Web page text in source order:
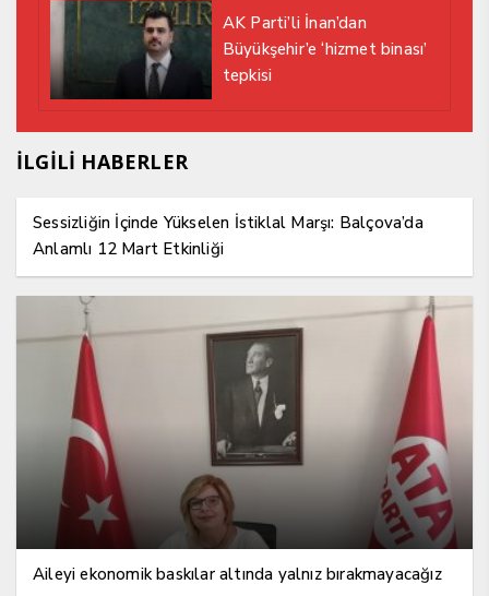
AK Parti’li İnan’dan
Büyükşehir’e ‘hizmet binası’
tepkisi
İLGİLİ HABERLER
Sessizliğin İçinde Yükselen İstiklal Marşı: Balçova’da
Anlamlı 12 Mart Etkinliği
Aileyi ekonomik baskılar altında yalnız bırakmayacağız